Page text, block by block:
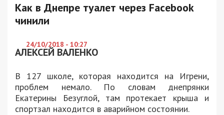
Как в Днепре туалет через Facebook
чинили
24/10/2018 - 10:27
АЛЕКСЕЙ ВАЛЕНКО
В 127 школе, которая находится на Игрени,
проблем немало. По словам днепрянки
Екатерины Безуглой, там протекает крыша и
спортзал находится в аварийном состоянии.